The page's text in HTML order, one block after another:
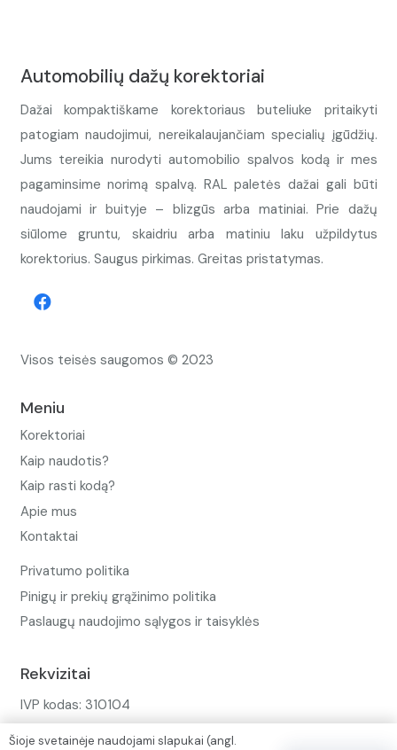
Automobilių dažų korektoriai
Dažai kompaktiškame korektoriaus buteliuke pritaikyti
patogiam naudojimui, nereikalaujančiam specialių įgūdžių.
Jums tereikia nurodyti automobilio spalvos kodą ir mes
pagaminsime norimą spalvą. RAL paletės dažai gali būti
naudojami ir buityje – blizgūs arba matiniai. Prie dažų
siūlome gruntu, skaidriu arba matiniu laku užpildytus
korektorius. Saugus pirkimas. Greitas pristatymas.
Visos teisės saugomos © 2023
Meniu
Korektoriai
Kaip naudotis?
Kaip rasti kodą?
Apie mus
Kontaktai
Privatumo politika
Pinigų ir prekių grąžinimo politika
Paslaugų naudojimo sąlygos ir taisyklės
Rekvizitai
IVP kodas: 310104
Šioje svetainėje naudojami slapukai (angl.